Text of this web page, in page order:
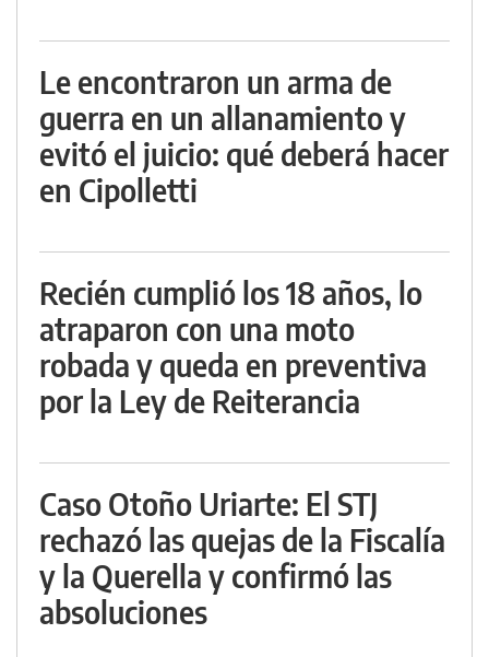
Le encontraron un arma de
guerra en un allanamiento y
evitó el juicio: qué deberá hacer
en Cipolletti
Recién cumplió los 18 años, lo
atraparon con una moto
robada y queda en preventiva
por la Ley de Reiterancia
Caso Otoño Uriarte: El STJ
rechazó las quejas de la Fiscalía
y la Querella y confirmó las
absoluciones